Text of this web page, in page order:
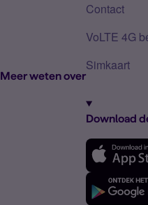
Meer weten over
Contact
VoLTE 4G
Simkaart
Download